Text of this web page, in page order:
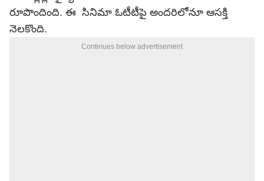
రూపొందింది. ఈ సినిమా ఓటీటీపై అందరిలోనూ ఆసక్తి
నెలకొంది.
Continues below advertisement